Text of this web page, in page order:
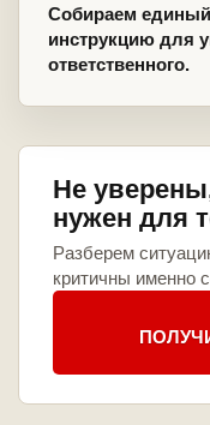
Собираем
инструкцию для
ответственного.
Не
нужен для
Разберем
критичны именно